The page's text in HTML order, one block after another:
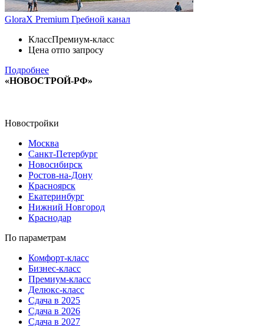
GloraX Premium Гребной канал
КлассПремиум-класс
Цена отпо запросу
Подробнее
«НОВОСТРОЙ-РФ»
Новостройки
Москва
Санкт-Петербург
Новосибирск
Ростов-на-Дону
Красноярск
Екатеринбург
Нижний Новгород
Краснодар
По параметрам
Комфорт-класс
Бизнес-класс
Премиум-класс
Делюкс-класс
Сдача в 2025
Сдача в 2026
Сдача в 2027